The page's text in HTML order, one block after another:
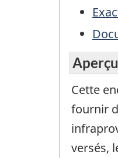
Aperçu
Cette
fournir
versés,